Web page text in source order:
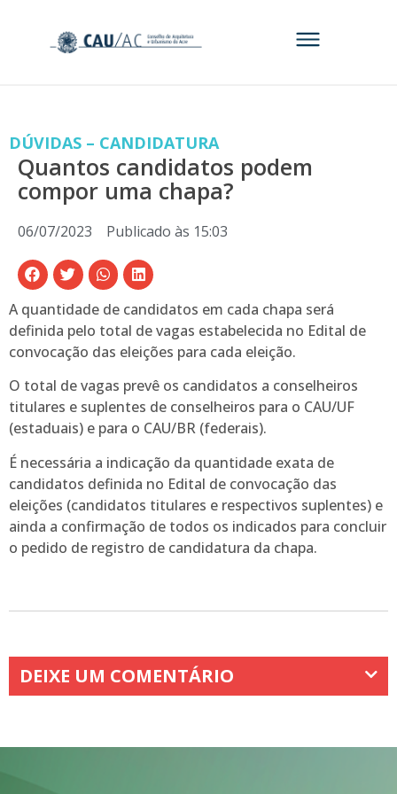
DÚVIDAS – CANDIDATURA
Quantos candidatos podem
compor uma chapa?
06/07/2023 Publicado às 15:03
A quantidade de candidatos em cada chapa será
definida pelo total de vagas estabelecida no Edital de
convocação das eleições para cada eleição.
O total de vagas prevê os candidatos a conselheiros
titulares e suplentes de conselheiros para o CAU/UF
(estaduais) e para o CAU/BR (federais).
É necessária a indicação da quantidade exata de
candidatos definida no Edital de convocação das
eleições (candidatos titulares e respectivos suplentes) e
ainda a confirmação de todos os indicados para concluir
o pedido de registro de candidatura da chapa.
DEIXE UM COMENTÁRIO